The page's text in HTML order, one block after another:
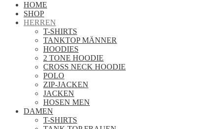
HOME
SHOP
HERREN
T-SHIRTS
TANKTOP MÄNNER
HOODIES
2 TONE HOODIE
CROSS NECK HOODIE
POLO
ZIP-JACKEN
JACKEN
HOSEN MEN
DAMEN
T-SHIRTS